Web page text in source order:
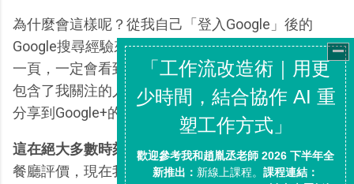
為什麼會這樣呢？從我自己「登入Google」後的
Google搜尋經驗來看，我現在在Google搜尋結果第
一頁，一定會看到透過Google+社交圈而來的結果，
包含了我關注的人所撰寫的文章、我朋友+1推薦或是
分享到Google+的內容。
這在絕大多數時刻都是「有效的」，例如我要找一間
餐廳評價，現在我可以立刻找到我朋友推薦的心得，